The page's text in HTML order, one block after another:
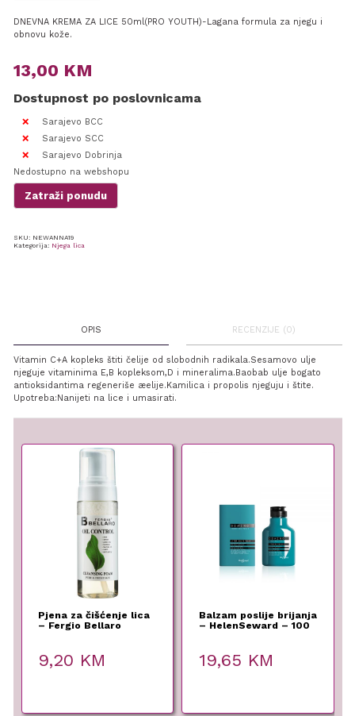
DNEVNA KREMA ZA LICE 50ml(PRO YOUTH)-Lagana formula za njegu i
obnovu kože.
13,00 KM
Dostupnost po poslovnicama
Sarajevo BCC
Sarajevo SCC
Sarajevo Dobrinja
Nedostupno na webshopu
Zatraži ponudu
SKU: NEWANNA19
Kategorija: Njega lica
OPIS RECENZIJE (0)
Vitamin C+A kopleks štiti čelije od slobodnih radikala.Sesamovo ulje
njeguje vitaminima E,B kopleksom,D i mineralima.Baobab ulje bogato
antioksidantima regeneriše æelije.Kamilica i propolis njeguju i štite.
Upotreba:Nanijeti na lice i umasirati.
Pjena za čišćenje lica
– Fergio Bellaro
9,20 KM
Balzam poslije brijanja
– HelenSeward – 100
19,65 KM